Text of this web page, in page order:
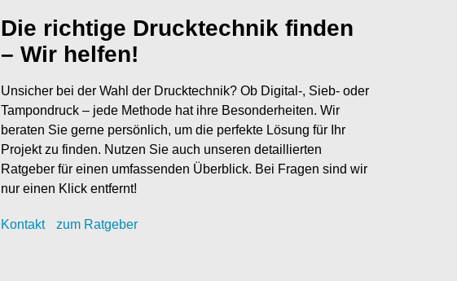
Die richtige Drucktechnik finden
– Wir helfen!
Unsicher bei der Wahl der Drucktechnik? Ob Digital-, Sieb- oder
Tampondruck – jede Methode hat ihre Besonderheiten. Wir
beraten Sie gerne persönlich, um die perfekte Lösung für Ihr
Projekt zu finden. Nutzen Sie auch unseren detaillierten
Ratgeber für einen umfassenden Überblick. Bei Fragen sind wir
nur einen Klick entfernt!
Kontakt zum Ratgeber